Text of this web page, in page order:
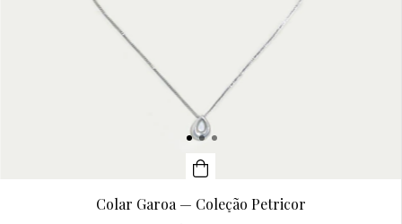
Colar Garoa — Coleção Petricor